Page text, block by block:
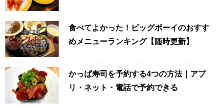
食べてよかった！ビッグボーイのおすす
めメニューランキング【随時更新】
かっぱ寿司を予約する4つの方法｜アプ
リ・ネット・電話で予約できる